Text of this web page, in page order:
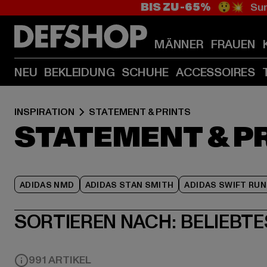
BIS ZU -65% 😲💥
MÄNNER FRAUEN
NEU BEKLEIDUNG SCHUHE ACCESSOIRES
INSPIRATION STATEMENT & PRINTS
STATEMENT &
ADIDAS NMD ADIDAS STAN SMITH ADIDAS SWIFT RUN
SORTIEREN NACH:
991 ARTIKEL